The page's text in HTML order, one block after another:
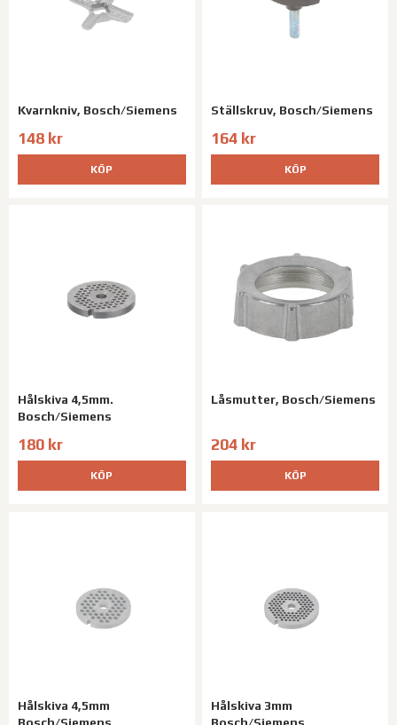
Kvarnkniv, Bosch/Siemens
148 kr
KÖP
Ställskruv, Bosch/Siemens
164 kr
KÖP
Hålskiva 4,5mm.
Bosch/Siemens
180 kr
KÖP
Låsmutter, Bosch/Siemens
204 kr
KÖP
Hålskiva 4,5mm
Hålskiva 3mm